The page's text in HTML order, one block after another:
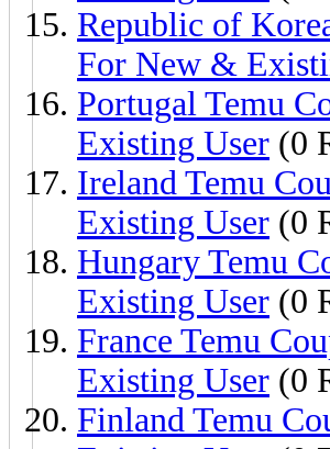
Republic of
For New &
Portugal Temu
Existing User (0
Ireland Temu
Existing User (0
Hungary Temu
Existing User (0
France Temu
Existing User (0
Finland Temu